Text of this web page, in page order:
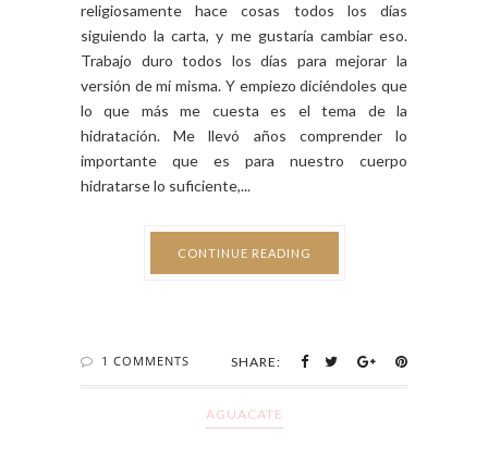
religiosamente hace cosas todos los días
siguiendo la carta, y me gustaría cambiar eso.
Trabajo duro todos los días para mejorar la
versión de mí misma. Y empiezo diciéndoles que
lo que más me cuesta es el tema de la
hidratación. Me llevó años comprender lo
importante que es para nuestro cuerpo
hidratarse lo suficiente,...
CONTINUE READING
1 COMMENTS SHARE:
AGUACATE